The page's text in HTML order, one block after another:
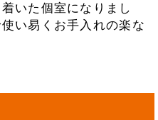
いた個室になりまし
い易くお手入れの楽な